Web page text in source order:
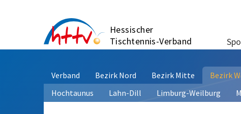
Hessischer
Tischtennis-Verband
Verband Bezirk Nord Bezirk Mitte Bezirk
Hochtaunus
Lahn-Dill Limburg-Weilburg